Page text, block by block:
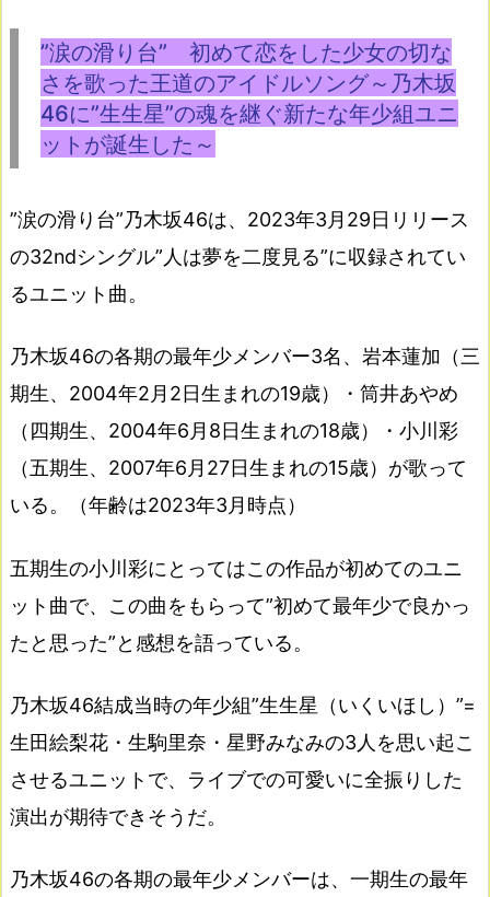
”涙の滑り台” 初めて恋をした少女の切な
さを歌った王道のアイドルソング～乃木坂
46に”生生星”の魂を継ぐ新たな年少組ユニ
ットが誕生した～
”涙の滑り台”乃木坂46は、2023年3月29日リリース
の32ndシングル”人は夢を二度見る”に収録されてい
るユニット曲。
乃木坂46の各期の最年少メンバー3名、岩本蓮加（三
期生、2004年2月2日生まれの19歳）・筒井あやめ
（四期生、2004年6月8日生まれの18歳）・小川彩
（五期生、2007年6月27日生まれの15歳）が歌って
いる。（年齢は2023年3月時点）
五期生の小川彩にとってはこの作品が初めてのユニ
ット曲で、この曲をもらって”初めて最年少で良かっ
たと思った”と感想を語っている。
乃木坂46結成当時の年少組”生生星（いくいほし）”=
生田絵梨花・生駒里奈・星野みなみの3人を思い起こ
させるユニットで、ライブでの可愛いに全振りした
演出が期待できそうだ。
乃木坂46の各期の最年少メンバーは、一期生の最年